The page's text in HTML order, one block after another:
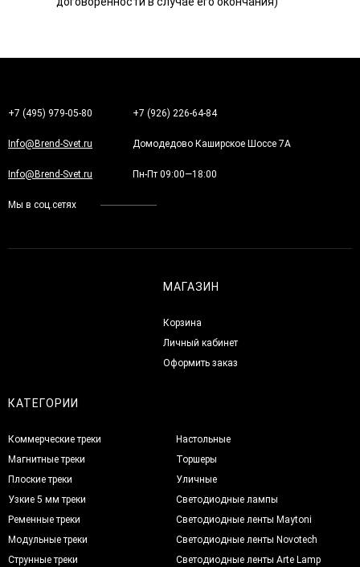
+7 (495) 979-05-80 +7 (926) 226-64-84
Info@Brend-Svet.ru Домодедово Каширское Шоссе 7А
Info@Brend-Svet.ru Пн-Пт 09:00—18:00
Мы в соц.сетях
МАГАЗИН
Корзина
Личный кабинет
Оформить заказ
КАТЕГОРИИ
Коммерческие треки
Магнитные треки
Плоские треки
Узкие 5 мм треки
Ременные треки
Модульные треки
Струнные треки
Настольные
Торшеры
Уличные
Светодиодные лампы
Светодиодные ленты Maytoni
Светодиодные ленты Novotech
Светодиодные ленты Arte Lamp